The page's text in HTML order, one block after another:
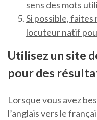
sens des mots
Si possible,
locuteur natif
Utilisez un site
pour des
Lorsque vous avez
l’anglais vers le